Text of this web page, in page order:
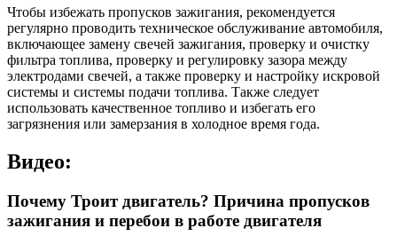
Чтобы избежать пропусков зажигания, рекомендуется
регулярно проводить техническое обслуживание автомобиля,
включающее замену свечей зажигания, проверку и очистку
фильтра топлива, проверку и регулировку зазора между
электродами свечей, а также проверку и настройку искровой
системы и системы подачи топлива. Также следует
использовать качественное топливо и избегать его
загрязнения или замерзания в холодное время года.
Видео:
Почему Троит двигатель? Причина пропусков
зажигания и перебои в работе двигателя